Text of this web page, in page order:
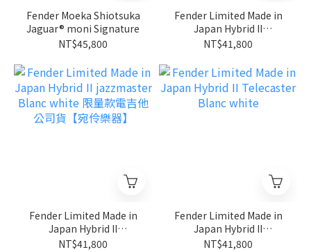
Fender Moeka Shiotsuka
Jaguar® moni Signature
NT$45,800
Fender Limited Made in
Japan Hybrid II
Stratocaster Blanc white
伶樂器】
NT$41,800
Fender Limited Made in
Japan Hybrid II
jazzmaster Blanc white
NT$41,800
Fender Limited Made in
Japan Hybrid II
Telecaster Blanc white
NT$41,800